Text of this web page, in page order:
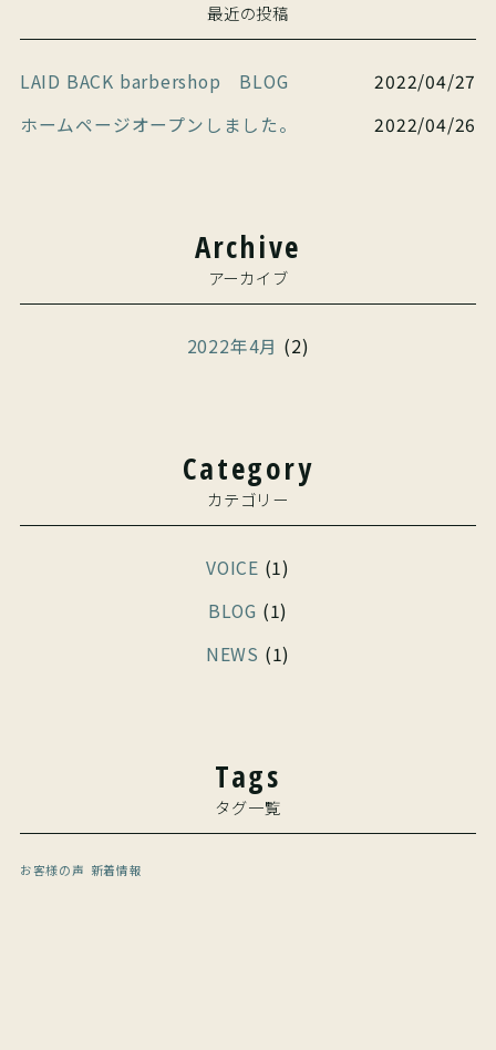
最近の投稿
LAID BACK barbershop BLOG
2022/04/27
ホームページオープンしました。
2022/04/26
Archive
アーカイブ
2022年4月 (2)
Category
カテゴリー
VOICE (1)
BLOG (1)
NEWS (1)
Tags
タグ一覧
お客様の声 新着情報